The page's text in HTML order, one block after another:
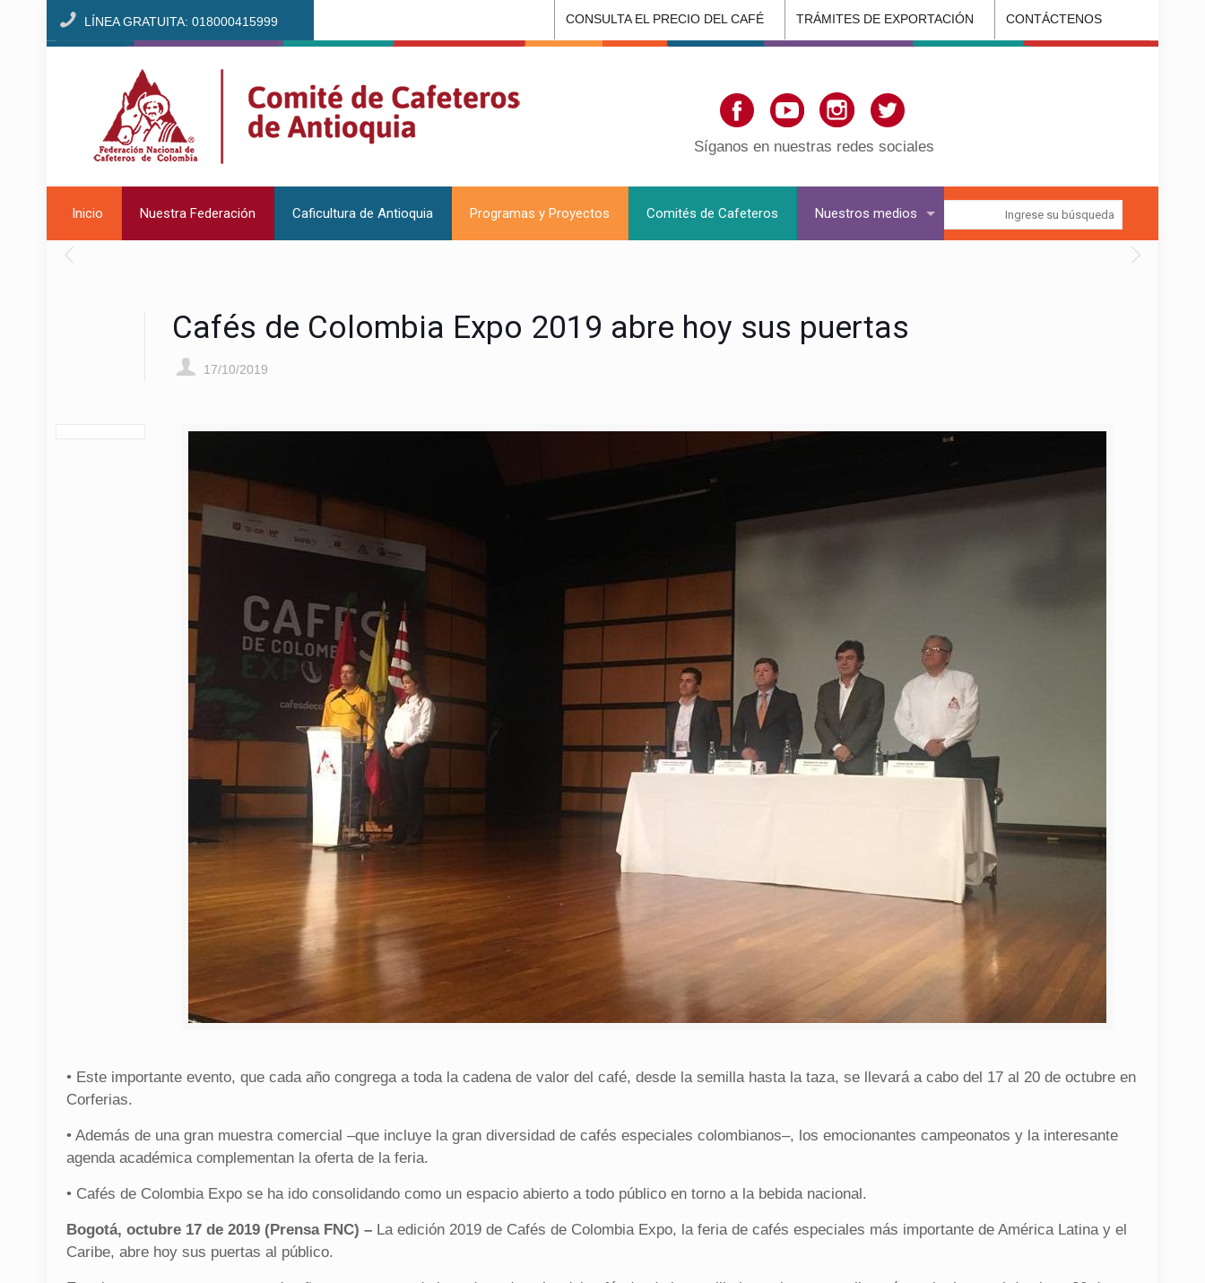
LÍNEA GRATUITA: 018000415999 CONSULTA EL PRECIO DEL CAFÉ TRÁMITES DE EXPORTACIÓN CONTÁCTENOS
Inicio Nuestra Federación Caficultura de Antioquia Programas y Proyectos Comités de Cafeteros Nuestros medios
Síganos en nuestras redes sociales
Cafés de Colombia Expo 2019 abre hoy sus puertas
17/10/2019
• Este importante evento, que cada año congrega a toda la cadena de valor del café, desde la semilla hasta la taza, se llevará a cabo del 17 al 20 de octubre en
Corferias.
• Además de una gran muestra comercial –que incluye la gran diversidad de cafés especiales colombianos–, los emocionantes campeonatos y la interesante
agenda académica complementan la oferta de la feria.
• Cafés de Colombia Expo se ha ido consolidando como un espacio abierto a todo público en torno a la bebida nacional.
Bogotá, octubre 17 de 2019 (Prensa FNC) – La edición 2019 de Cafés de Colombia Expo, la feria de cafés especiales más importante de América Latina y el
Caribe, abre hoy sus puertas al público.